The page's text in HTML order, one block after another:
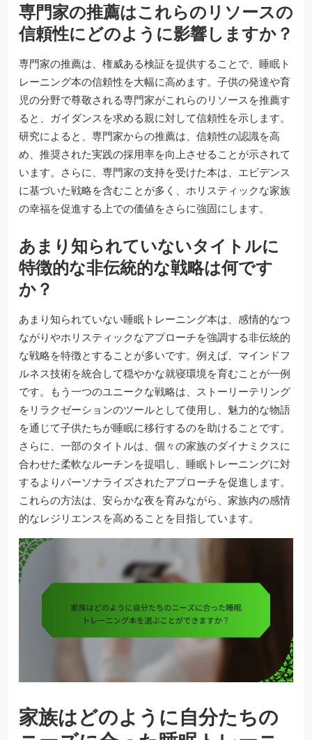
専門家の推薦はこれらのリソースの
信頼性にどのように影響しますか？
専門家の推薦は、権威ある検証を提供することで、睡眠ト
レーニング本の信頼性を大幅に高めます。子供の発達や育
児の分野で尊敬される専門家がこれらのリソースを推薦す
ると、ガイダンスを求める親に対して信頼性を示します。
研究によると、専門家からの推薦は、信頼性の認識を高
め、推奨された実践の採用率を向上させることが示されて
います。さらに、専門家の支持を受けた本は、エビデンス
に基づいた戦略を含むことが多く、ホリスティックな家族
の幸福を促進する上での価値をさらに強固にします。
あまり知られていないタイトルに
特徴的な非伝統的な戦略は何です
か？
あまり知られていない睡眠トレーニング本は、感情的なつ
ながりやホリスティックなアプローチを強調する非伝統的
な戦略を特徴とすることが多いです。例えば、マインドフ
ルネス技術を統合して穏やかな就寝環境を育むことが一例
です。もう一つのユニークな戦略は、ストーリーテリング
をリラクゼーションのツールとして使用し、魅力的な物語
を通じて子供たちが睡眠に移行するのを助けることです。
さらに、一部のタイトルは、個々の家族のダイナミクスに
合わせた柔軟なルーチンを提唱し、睡眠トレーニングに対
するよりパーソナライズされたアプローチを促進します。
これらの方法は、安らかな夜を育みながら、家族内の感情
的なレジリエンスを高めることを目指しています。
家族はどのように自分たちの